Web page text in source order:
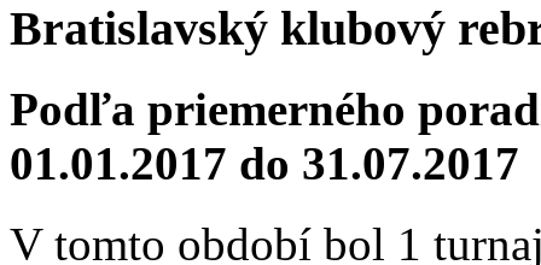
Bratislavský klubový
Podľa priemerného
01.01.2017 do 31.07.2017
V tomto období bol 1